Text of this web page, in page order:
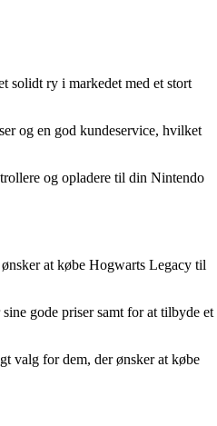
solidt ry i markedet med et stort
og en god kundeservice, hvilket
og opladere til din Nintendo
at købe Hogwarts Legacy til
gode priser samt for at tilbyde et
valg for dem, der ønsker at købe